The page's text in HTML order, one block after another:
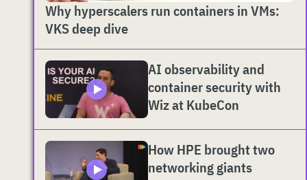
Why hyperscalers run containers in VMs:
VKS deep dive
AI observability and
container security with
Wiz at KubeCon
How HPE brought two
networking giants